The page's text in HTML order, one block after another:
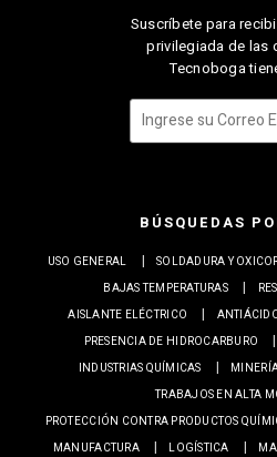
Suscríbete para
privilegiada de las
Tecnoboga
BÚSQUEDAS
USO GENERAL SOLDADURA Y
BAJAS TEMPERATURAS
AISLANTE ELÉCTRICO
PRESENCIA DE HIDROCARBURO
INDUSTRIAS QUÍMICAS
TRABAJOS EN ALTA
PROTECCIÓN CONTRA PRODUCTOS
MANUFACTURA
LOGÍSTICA